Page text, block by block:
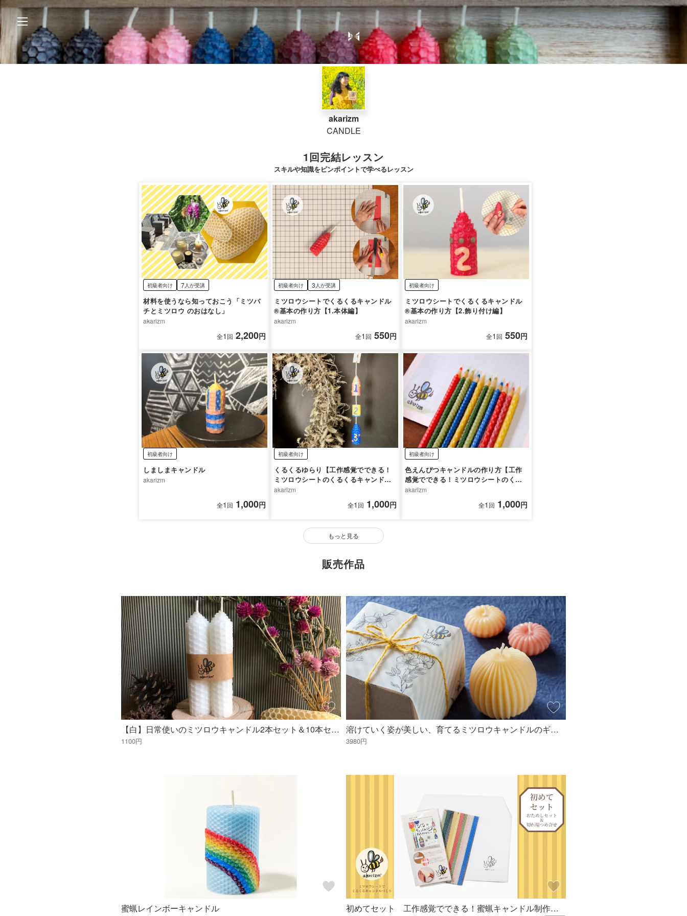
akarizm
CANDLE
1回完結レッスン
スキルや知識をピンポイントで学べるレッスン
材料を使うなら知っておこう「ミツバ
チとミツロウ のおはなし」
akarizm
初級者向け 7人が受講
全1 回 2,200円
ミツロウシートでくるくるキャンドル
®︎基本の作り方【1.本体編】
akarizm
初級者向け 3 人が受講
全1 回 550円
ミツロウシートでくるくるキャンドル
®︎基本の作り方【2.飾り付け編】
akarizm
初級者向け
全1 回 550円
しましまキャンドル
akarizm
初級者向け
全1 回 1,000円
くるくるゆらり【工作感覚でできる！
ミツロウシートのくるくるキャンドル
づくり】
akarizm
初級者向け
全1 回 1,000円
色えんぴつキャンドルの作り方【工作
感覚でできる！ミツロウシートのくる
くるキャンドルづくり】
akarizm
初級者向け
全1 回 1,000円
もっと見る
販売作品
【白】日常使いのミツロウキャンドル2本セット＆10本セット
1100円
溶けていく姿が美しい、育てるミツロウキャンドルのギフトセット
3980円
蜜蝋レインボーキャンドル 初めてセット 工作感覚でできる！蜜蝋キャンドル制作キット